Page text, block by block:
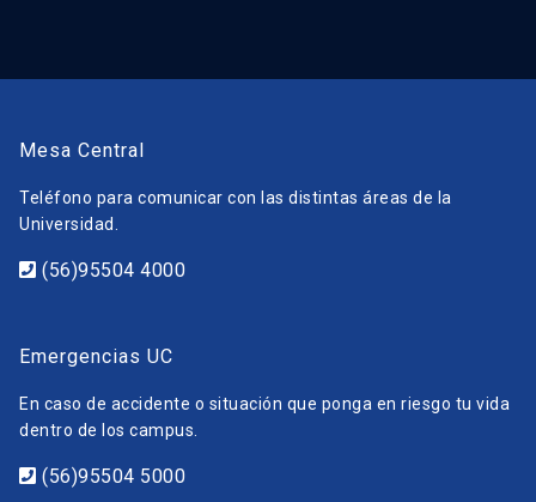
Mesa Central
Teléfono para comunicar con las distintas áreas de la
Universidad.
(56)95504 4000
Emergencias UC
En caso de accidente o situación que ponga en riesgo tu vida
dentro de los campus.
(56)95504 5000